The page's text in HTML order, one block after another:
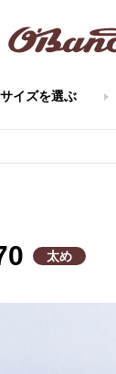
イズを選ぶ
太め